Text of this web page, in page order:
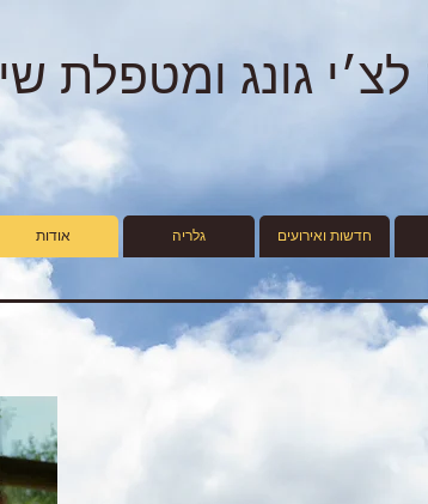
לצ׳י גונג ומטפלת
אודות גלריה חדשות ואירועים